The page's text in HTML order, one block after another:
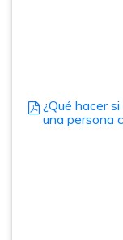
¿Qué hacer
una persona